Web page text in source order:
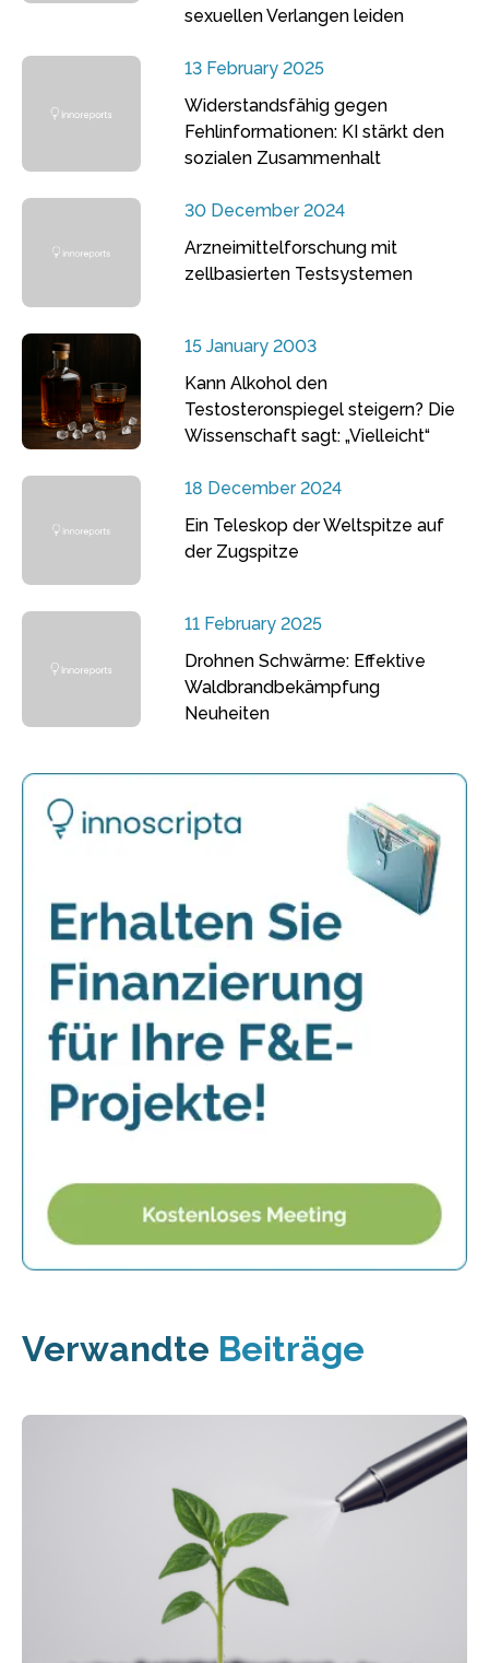
sexuellen Verlangen leiden
13 February 2025
Widerstandsfähig gegen
Fehlinformationen: KI stärkt den
sozialen Zusammenhalt
30 December 2024
Arzneimittelforschung mit
zellbasierten Testsystemen
15 January 2003
Kann Alkohol den
Testosteronspiegel steigern? Die
Wissenschaft sagt: „Vielleicht“
18 December 2024
Ein Teleskop der Weltspitze auf
der Zugspitze
11 February 2025
Drohnen Schwärme: Effektive
Waldbrandbekämpfung
Neuheiten
Verwandte Beiträge